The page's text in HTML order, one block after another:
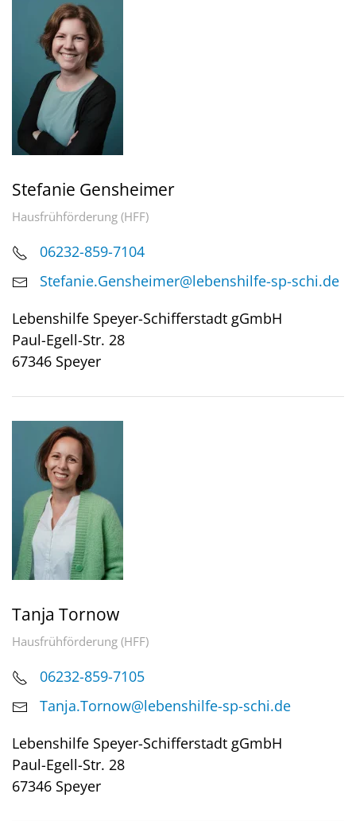
Stefanie Gensheimer
Hausfrühförderung (HFF)
06232-859-7104
Stefanie.Gensheimer@lebenshilfe-sp-schi.de
Lebenshilfe Speyer-Schifferstadt gGmbH
Paul-Egell-Str. 28
67346 Speyer
Tanja Tornow
Hausfrühförderung (HFF)
06232-859-7105
Tanja.Tornow@lebenshilfe-sp-schi.de
Lebenshilfe Speyer-Schifferstadt gGmbH
Paul-Egell-Str. 28
67346 Speyer